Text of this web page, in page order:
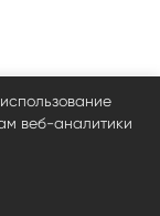
веб-аналитики